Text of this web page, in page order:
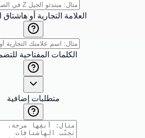
العلامة التجارية أو هاشتاق
الكلمات المفتاحية
متطلبات إضافية